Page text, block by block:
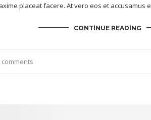
placeat facere. At vero eos et accusamus
CONTINUE READING
comments